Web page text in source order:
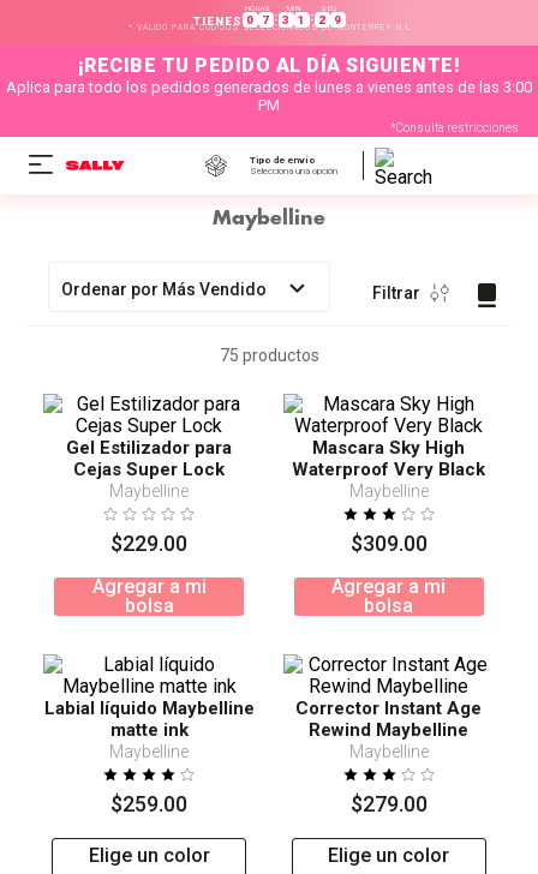
TIENES
HORAS
0 7 :
MIN
3 1 :
SEG
2 9
* VÁLIDO PARA CÓDIGOS SELECCIONADOS DE MONTERREY N.L
¡RECIBE TU PEDIDO AL DÍA SIGUIENTE!
Aplica para todo los pedidos generados de lunes a vienes antes de las 3:00
PM
*Consulta restricciones
Tipo de envío
Selecciona una opción
Maybelline
Ordenar por Más Vendido Filtrar
75 productos
Gel Estilizador para
Cejas Super Lock
Maybelline
$229.00
Agregar a mi
bolsa
Mascara Sky High
Waterproof Very Black
Maybelline
$309.00
Agregar a mi
bolsa
Labial líquido Maybelline
matte ink
Maybelline
$259.00
Elige un color
Corrector Instant Age
Rewind Maybelline
Maybelline
$279.00
Elige un color